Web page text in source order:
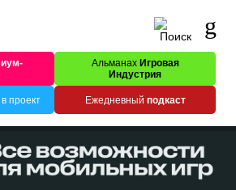
Альманах Игровая
Индустрия
проект Ежедневный подкаст